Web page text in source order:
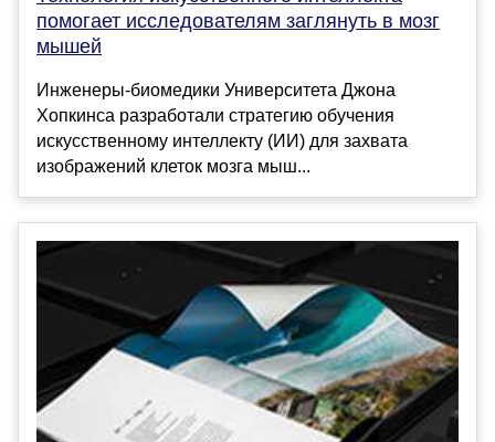
помогает исследователям заглянуть в мозг
мышей
Инженеры-биомедики Университета Джона
Хопкинса разработали стратегию обучения
искусственному интеллекту (ИИ) для захвата
изображений клеток мозга мыш...